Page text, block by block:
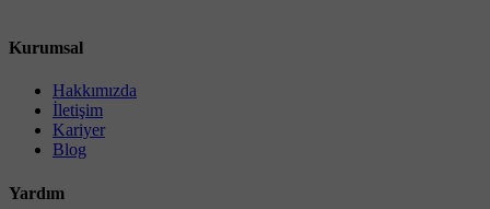
Kurumsal
Hakkımızda
İletişim
Kariyer
Blog
Yardım